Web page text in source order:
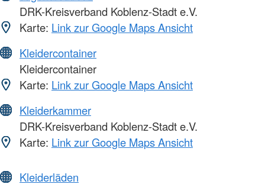
DRK-Kreisverband Koblenz-Stadt e.V.
Karte: Link zur Google Maps Ansicht
Kleidercontainer
Kleidercontainer
Karte: Link zur Google Maps Ansicht
Kleiderkammer
DRK-Kreisverband Koblenz-Stadt e.V.
Karte: Link zur Google Maps Ansicht
Kleiderläden